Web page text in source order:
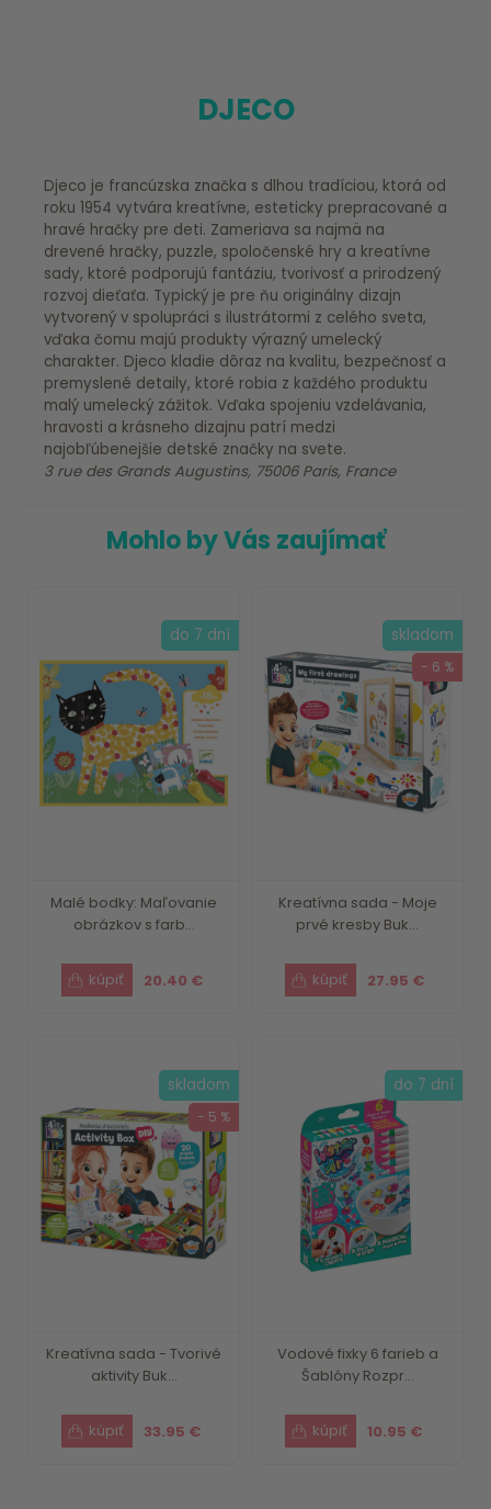
DJECO
Djeco je francúzska značka s dlhou tradíciou, ktorá od
roku 1954 vytvára kreatívne, esteticky prepracované a
hravé hračky pre deti. Zameriava sa najmä na
drevené hračky, puzzle, spoločenské hry a kreatívne
sady, ktoré podporujú fantáziu, tvorivosť a prirodzený
rozvoj dieťaťa. Typický je pre ňu originálny dizajn
vytvorený v spolupráci s ilustrátormi z celého sveta,
vďaka čomu majú produkty výrazný umelecký
charakter. Djeco kladie dôraz na kvalitu, bezpečnosť a
premyslené detaily, ktoré robia z každého produktu
malý umelecký zážitok. Vďaka spojeniu vzdelávania,
hravosti a krásneho dizajnu patrí medzi
najobľúbenejšie detské značky na svete.
3 rue des Grands Augustins, 75006 Paris, France
Mohlo by Vás zaujímať
Malé bodky: Maľovanie
obrázkov s farb...
20.40 €
do 7 dní
Kreatívna sada - Moje
prvé kresby Buk...
27.95 €
skladom
- 6 %
Kreatívna sada - Tvorivé
aktivity Buk...
33.95 €
skladom
- 5 %
Vodové fixky 6 farieb a
Šablóny Rozpr...
10.95 €
do 7 dní